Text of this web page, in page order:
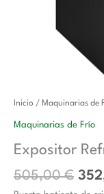
Inicio / Maquinarias de
Maquinarias de Frío
Expositor
505,00€
El
era:
Expositor
Refrigerado